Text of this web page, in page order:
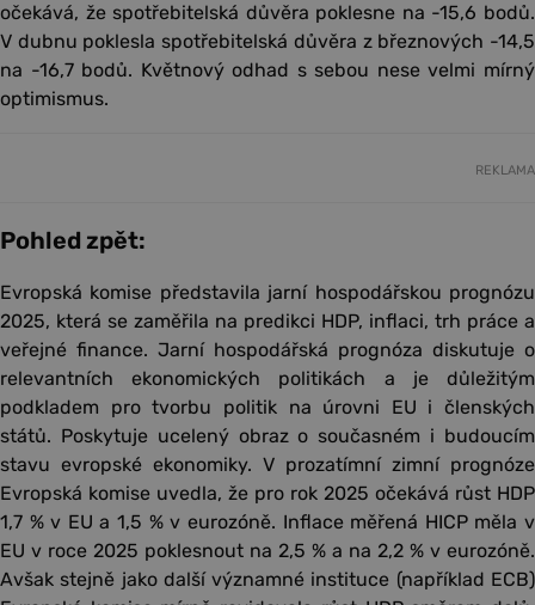
očekává, že spotřebitelská důvěra poklesne na -15,6 bodů.
V dubnu poklesla spotřebitelská důvěra z březnových -14,5
na -16,7 bodů. Květnový odhad s sebou nese velmi mírný
optimismus.
REKLAMA
Pohled zpět:
Evropská komise představila jarní hospodářskou prognózu
2025, která se zaměřila na predikci HDP, inflaci, trh práce a
veřejné finance. Jarní hospodářská prognóza diskutuje o
relevantních ekonomických politikách a je důležitým
podkladem pro tvorbu politik na úrovni EU i členských
států. Poskytuje ucelený obraz o současném i budoucím
stavu evropské ekonomiky. V prozatímní zimní prognóze
Evropská komise uvedla, že pro rok 2025 očekává růst HDP
1,7 % v EU a 1,5 % v eurozóně. Inflace měřená HICP měla v
EU v roce 2025 poklesnout na 2,5 % a na 2,2 % v eurozóně.
Avšak stejně jako další významné instituce (například ECB)